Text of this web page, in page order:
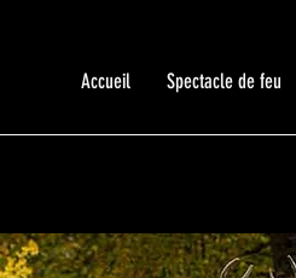
Accueil Spectacle de feu